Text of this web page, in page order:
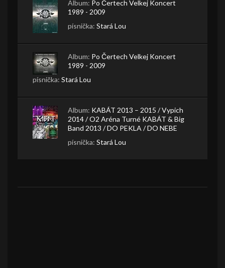
Album: Po Čertech Velkej Koncert
1989 - 2009
písnička: Stará Lou
Album: Po Čertech Velkej Koncert
1989 - 2009
písnička: Stará Lou
Album: KABÁT 2013 – 2015 / Vypich
2014 / O2 Aréna Turné KABÁT & Big
Band 2013 / DO PEKLA / DO NEBE
písnička: Stará Lou